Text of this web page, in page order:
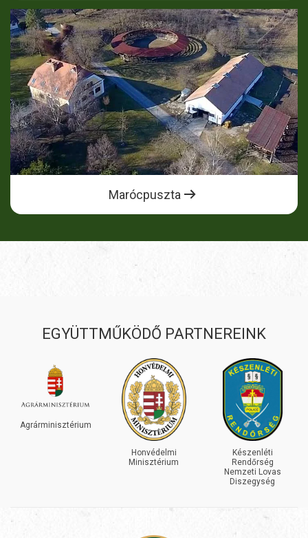
Marócpuszta
EGYÜTTMŰKÖDŐ PARTNEREINK
Agrárminisztérium
Honvédelmi
Minisztérium
Készenléti
Rendőrség
Nemzeti Lovas
Diszegység